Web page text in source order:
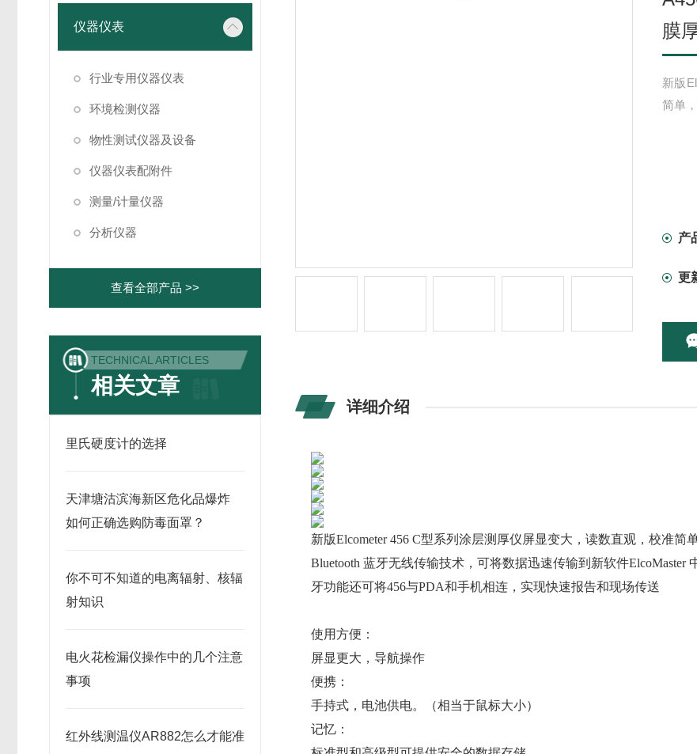
仪器仪表
行业专用仪器仪表
环境检测仪器
物性测试仪器及设备
仪器仪表配附件
测量/计量仪器
分析仪器
查看全部产品 >>
TECHNICAL ARTICLES
相关文章
里氏硬度计的选择
天津塘沽滨海新区危化品爆炸
如何正确选购防毒面罩？
你不可不知道的电离辐射、核辐
射知识
电火花检漏仪操作中的几个注意
事项
红外线测温仪AR882怎么才能准
膜
新版
简单
产
更
详细介绍
新版Elcometer 456 C型系列涂层测厚仪屏显变大，读数直观，校准简
Bluetooth 蓝牙无线传输技术，可将数据迅速传输到新软件
牙功能还可将456与PDA和手机相连，实现快速报告和现场传送
使用方便：
屏显更大，导航操作
便携：
手持式，电池供电。（相当于鼠标大小）
记忆：